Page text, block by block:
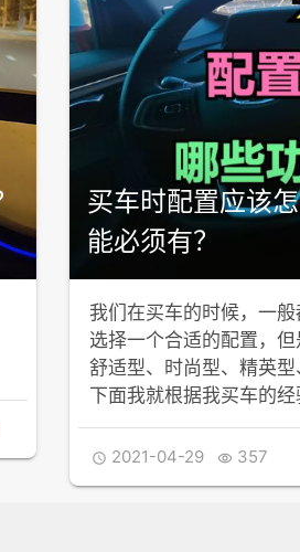
买车时配置应该
能必须有？
我们在买车的时候，一
选择一个合适的配置，
舒适型、时尚型、精英
下面我就根据我买车的
 2021-04-29  357